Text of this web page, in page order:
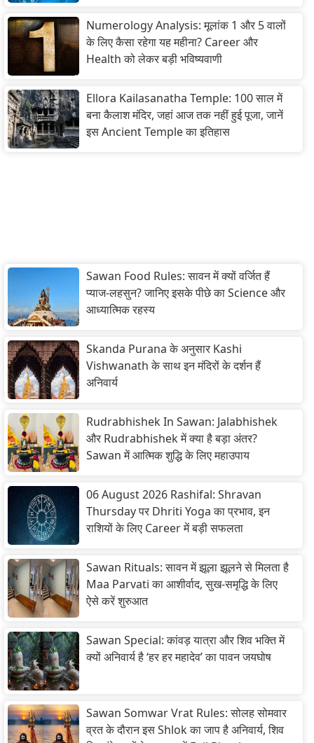
Numerology Analysis: मूलांक 1 और 5 वालों
के लिए कैसा रहेगा यह महीना? Career और
Health को लेकर बड़ी भविष्यवाणी
Ellora Kailasanatha Temple: 100 साल में
बना कैलाश मंदिर, जहां आज तक नहीं हुई पूजा, जानें
इस Ancient Temple का इतिहास
Sawan Food Rules: सावन में क्यों वर्जित हैं
प्याज-लहसुन? जानिए इसके पीछे का Science और
आध्यात्मिक रहस्य
Skanda Purana के अनुसार Kashi
Vishwanath के साथ इन मंदिरों के दर्शन हैं
अनिवार्य
Rudrabhishek In Sawan: Jalabhishek
और Rudrabhishek में क्या है बड़ा अंतर?
Sawan में आत्मिक शुद्धि के लिए महाउपाय
06 August 2026 Rashifal: Shravan
Thursday पर Dhriti Yoga का प्रभाव, इन
राशियों के लिए Career में बड़ी सफलता
Sawan Rituals: सावन में झूला झूलने से मिलता है
Maa Parvati का आशीर्वाद, सुख-समृद्धि के लिए
ऐसे करें शुरुआत
Sawan Special: कांवड़ यात्रा और शिव भक्ति में
क्यों अनिवार्य है ‘हर हर महादेव’ का पावन जयघोष
Sawan Somwar Vrat Rules: सोलह सोमवार
व्रत के दौरान इस Shlok का जाप है अनिवार्य, शिव